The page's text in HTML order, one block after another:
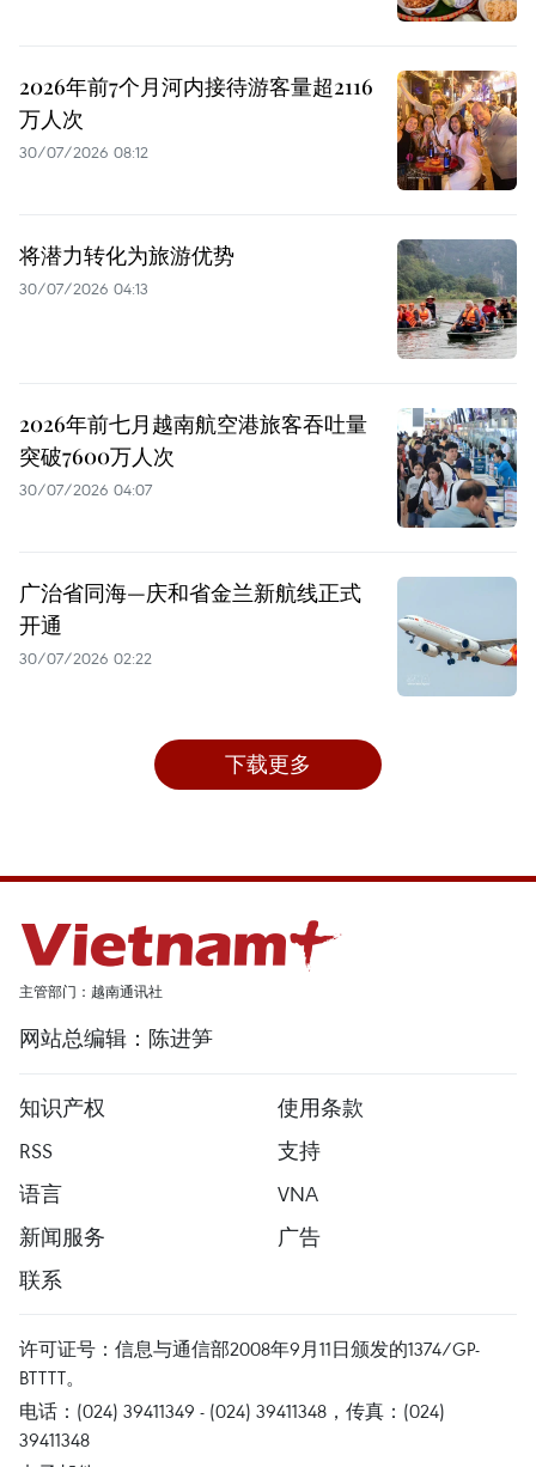
2026年前7个月河内接待游客量超2116
万人次
30/07/2026 08:12
将潜力转化为旅游优势
30/07/2026 04:13
2026年前七月越南航空港旅客吞吐量
突破7600万人次
30/07/2026 04:07
广治省同海—庆和省金兰新航线正式
开通
30/07/2026 02:22
下载更多
主管部门：越南通讯社
网站总编辑：陈进笋
知识产权
使用条款
RSS
支持
语言
VNA
新闻服务
广告
联系
许可证号：信息与通信部2008年9月11日颁发的1374/GP-
BTTTT。
电话：(024) 39411349 - (024) 39411348，传真：(024)
39411348